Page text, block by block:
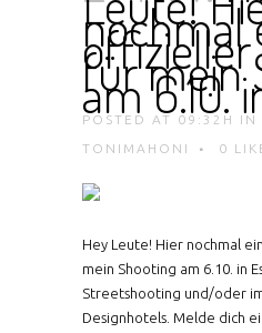
nochmal
für mein
am 6.10.
POSTED AT 09:32H IN
TONIMAHONI
0
Hey Leute! Hier nochmal
mein Shooting am 6.10. in
Streetshooting und/oder
Designhotels. Melde dich